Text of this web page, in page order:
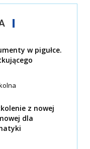
w pigułce.
z nowej
dla